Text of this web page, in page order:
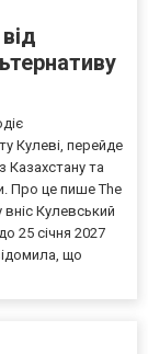
Кулеві, перейде
Казахстану та
Про це пише The
Кулевський
25 січня 2027
що